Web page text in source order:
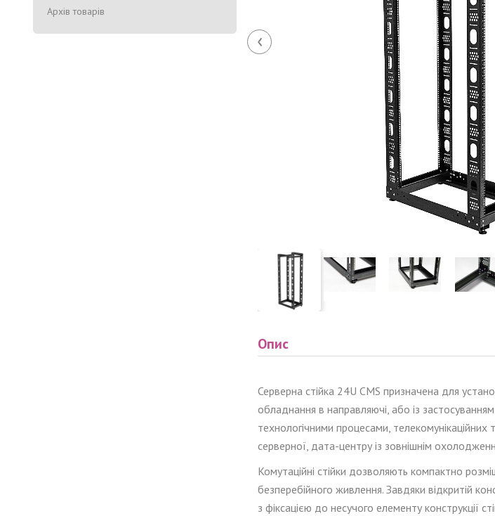
Архів товарів
‹
Опис
Серверна стійка 24U CMS призначена для
обладнання в направляючі, або із
технологічними процесами, телекомунікаційних
серверної, дата-центру із зовнішнім
Комутаційні стійки дозволяють компактно
безперебійного живлення. Завдяки відкритій
з фіксацією до несучого елементу конструкції